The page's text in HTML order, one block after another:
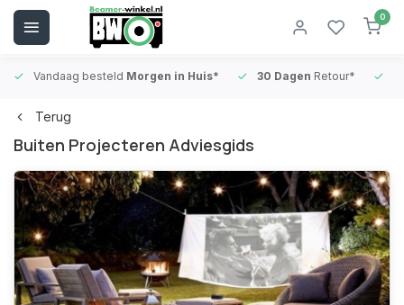
0
Vandaag besteld Morgen in Huis* 30 Dagen Retour*
Terug
Buiten Projecteren Adviesgids